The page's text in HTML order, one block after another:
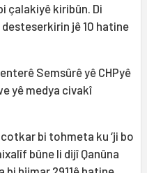
çalakiyê kiribûn. Di
jê 10 hatine
Semsûrê yê CHPyê
yê medya civakî
bi tohmeta ku ‘ji bo
bûne li dijî Qanûna